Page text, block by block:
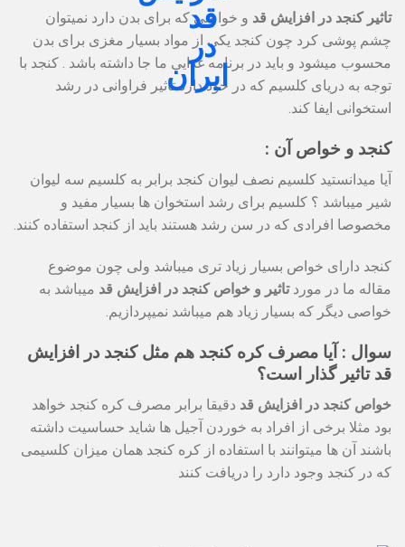
تاثیر کنجد در افزایش قد و خواصی که برای بدن دارد نمیتوان
چشم پوشی کرد چون کنجد یکی از مواد بسیار مغزی برای بدن
محسوب میشود و باید در برنامه غذایی ما جا داشته باشد . کنجد با
توجه به دریای کلسیم که در خود دارد تاثیر فراوانی در رشد
استخوانی ایفا کند.
کنجد و خواص آن :
آیا میدانستید کلسیم نصف لیوان کنجد برابر به کلسیم سه لیوان
شیر میباشد ؟ کلسیم برای رشد استخوان ها بسیار مفید و
مخصوصا افرادی که در سن رشد هستند باید از کنجد استفاده کنند.
کنجد دارای خواص بسیار زیاد تری میباشد ولی چون موضوع
مقاله ما در موردتاثیر و خواص کنجد در افزایش قد میباشد به
خواصی دیگر که بسیار زیاد هم میباشد نمیپردازیم.
سوال : آیا مصرف کره کنجد هم مثل کنجد در افزایش
قد تاثیر گذار است؟
خواص کنجد در افزایش قد دقیقا برابر مصرف کره کنجد خواهد
بود مثلا برخی از افراد به خوردن آجیل ها شاید حساسیت داشته
باشند آن ها میتوانند با استفاده از کره کنجد همان میزان کلسیمی
که در کنجد وجود دارد را دریافت کنند